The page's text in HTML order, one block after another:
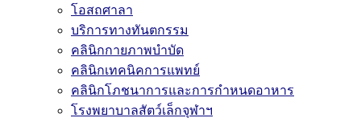
โอสถศาลา
บริการทางทันตกรรม
คลินิกกายภาพบำบัด
คลินิกเทคนิคการแพทย์
คลินิกโภชนาการและการกำหนดอาหาร
โรงพยาบาลสัตว์เล็กจุฬาฯ